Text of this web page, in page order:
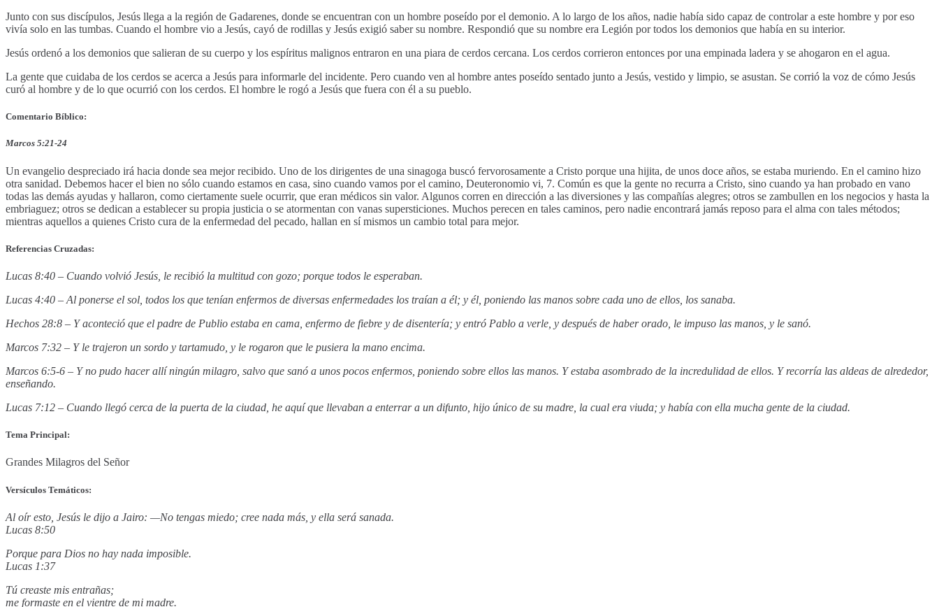
Junto con sus discípulos, Jesús llega a la región de Gadarenes, donde se encuentran con un hombre poseído por el demonio. A lo largo de los años, nadie había sido capaz de controlar a este hombre y por eso
vivía solo en las tumbas. Cuando el hombre vio a Jesús, cayó de rodillas y Jesús exigió saber su nombre. Respondió que su nombre era Legión por todos los demonios que había en su interior.
Jesús ordenó a los demonios que salieran de su cuerpo y los espíritus malignos entraron en una piara de cerdos cercana. Los cerdos corrieron entonces por una empinada ladera y se ahogaron en el agua.
La gente que cuidaba de los cerdos se acerca a Jesús para informarle del incidente. Pero cuando ven al hombre antes poseído sentado junto a Jesús, vestido y limpio, se asustan. Se corrió la voz de cómo Jesús
curó al hombre y de lo que ocurrió con los cerdos. El hombre le rogó a Jesús que fuera con él a su pueblo.
Comentario Bíblico:
Marcos 5:21-24
Un evangelio despreciado irá hacia donde sea mejor recibido. Uno de los dirigentes de una sinagoga buscó fervorosamente a Cristo porque una hijita, de unos doce años, se estaba muriendo. En el camino hizo
otra sanidad. Debemos hacer el bien no sólo cuando estamos en casa, sino cuando vamos por el camino, Deuteronomio vi, 7. Común es que la gente no recurra a Cristo, sino cuando ya han probado en vano
todas las demás ayudas y hallaron, como ciertamente suele ocurrir, que eran médicos sin valor. Algunos corren en dirección a las diversiones y las compañías alegres; otros se zambullen en los negocios y hasta la
embriaguez; otros se dedican a establecer su propia justicia o se atormentan con vanas supersticiones. Muchos perecen en tales caminos, pero nadie encontrará jamás reposo para el alma con tales métodos;
mientras aquellos a quienes Cristo cura de la enfermedad del pecado, hallan en sí mismos un cambio total para mejor.
Referencias Cruzadas:
Lucas 8:40 – Cuando volvió Jesús, le recibió la multitud con gozo; porque todos le esperaban.
Lucas 4:40 – Al ponerse el sol, todos los que tenían enfermos de diversas enfermedades los traían a él; y él, poniendo las manos sobre cada uno de ellos, los sanaba.
Hechos 28:8 – Y aconteció que el padre de Publio estaba en cama, enfermo de fiebre y de disentería; y entró Pablo a verle, y después de haber orado, le impuso las manos, y le sanó.
Marcos 7:32 – Y le trajeron un sordo y tartamudo, y le rogaron que le pusiera la mano encima.
Marcos 6:5-6 – Y no pudo hacer allí ningún milagro, salvo que sanó a unos pocos enfermos, poniendo sobre ellos las manos. Y estaba asombrado de la incredulidad de ellos. Y recorría las aldeas de alrededor,
enseñando.
Lucas 7:12 – Cuando llegó cerca de la puerta de la ciudad, he aquí que llevaban a enterrar a un difunto, hijo único de su madre, la cual era viuda; y había con ella mucha gente de la ciudad.
Tema Principal:
Grandes Milagros del Señor
Versículos Temáticos:
Al oír esto, Jesús le dijo a Jairo: —No tengas miedo; cree nada más, y ella será sanada.
Lucas 8:50
Porque para Dios no hay nada imposible.
Lucas 1:37
Tú creaste mis entrañas;
me formaste en el vientre de mi madre.